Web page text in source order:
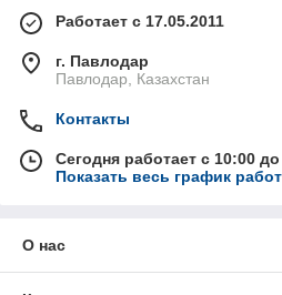
Работает с 17.05.2011
г. Павлодар
Павлодар, Казахстан
Контакты
Сегодня работает с 10:00
Показать весь график
О нас